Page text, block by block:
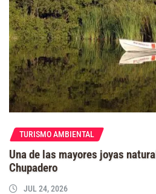
TURISMO AMBIENTAL
Una de las mayores joyas
Chupadero
JUL 24, 2026